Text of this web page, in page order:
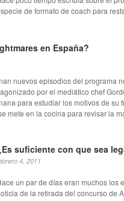
de formato de coach para
en España?
nuevos episodios del programa
por el mediático chef
para estudiar los motivos de su
mete en la cocina para revisar la
suficiente con que sea
4, 2011
un par de días eran muchos los
de la retirada del concurso de